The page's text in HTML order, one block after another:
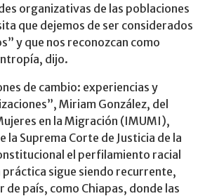
organizativas de las poblaciones
que dejemos de ser considerados
y que nos reconozcan como
dijo.
de cambio: experiencias y
Miriam González, del
en la Migración (IMUMI),
la Suprema Corte de Justicia de la
el perfilamiento racial
sigue siendo recurrente,
de país, como Chiapas, donde las